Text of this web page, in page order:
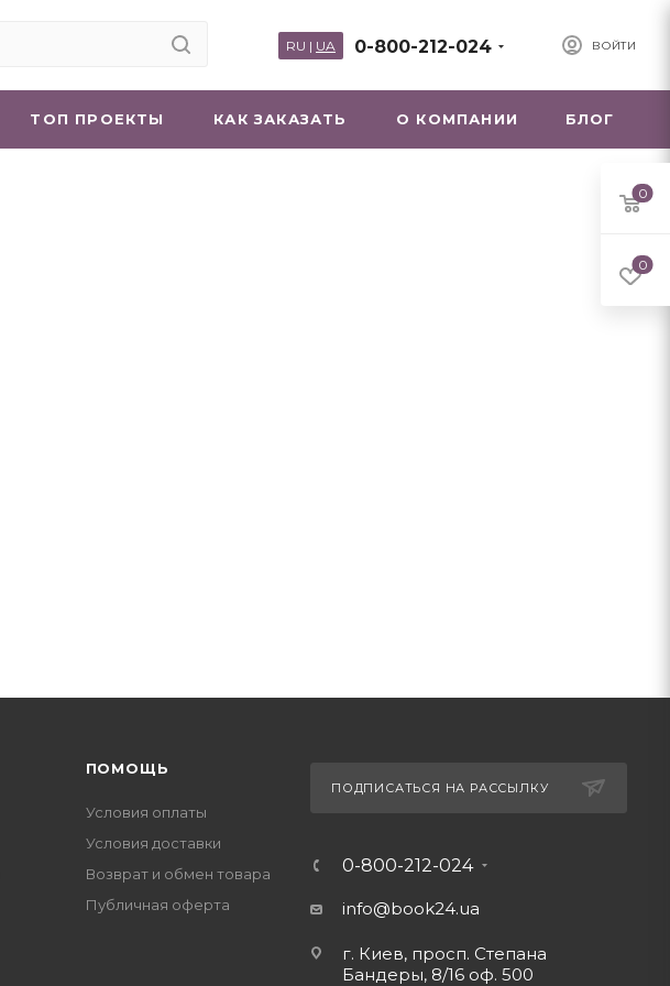
ВОЙТИ
0-800-212-024
RU | UA
ТОП ПРОЕКТЫ КАК ЗАКАЗАТЬ О КОМПАНИИ БЛОГ
ПОМОЩЬ
Условия оплаты
Условия доставки
Возврат и обмен товара
Публичная оферта
ПОДПИСАТЬСЯ НА РАССЫЛКУ
0-800-212-024
info@book24.ua
г. Киев, просп. Степана
Бандеры, 8/16 оф. 500
0
0